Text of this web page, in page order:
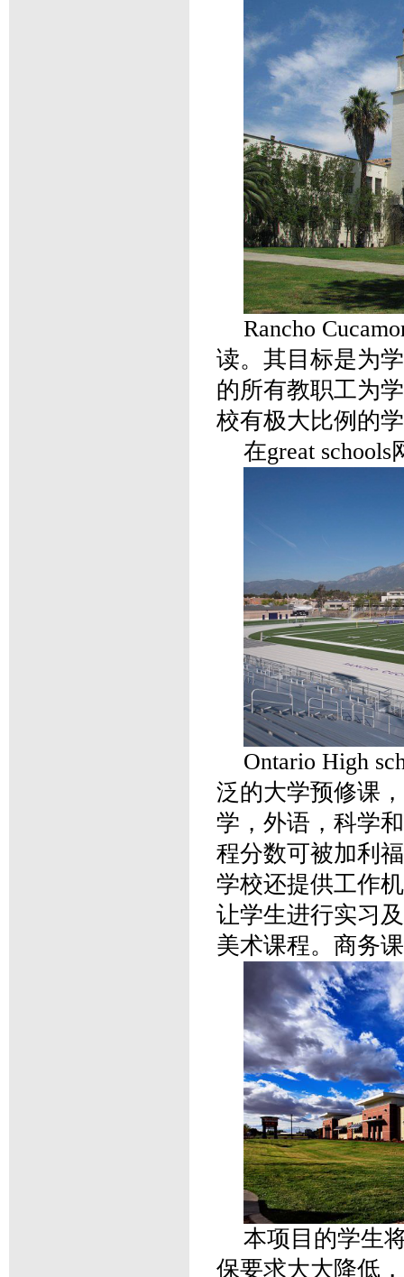
Rancho
读。其目标是为
的所有教职工为
校有极大比例的
在great
Ontario High
泛的大学预修课
学，外语，科学
程分数可被加利
学校还提供工作
让学生进行实习
美术课程。商务
本项目的学生
保要求大大降低